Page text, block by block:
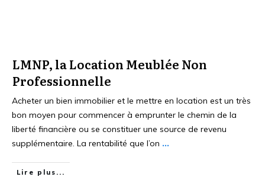
LMNP, la Location Meublée Non
Professionnelle
Acheter un bien immobilier et le mettre en location est un très
bon moyen pour commencer à emprunter le chemin de la
liberté financière ou se constituer une source de revenu
supplémentaire. La rentabilité que l’on ...
Lire plus...